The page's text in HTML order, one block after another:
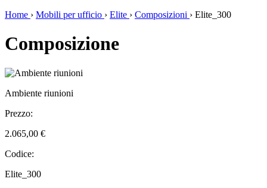
Home › Mobili per ufficio › Elite › Composizioni › Elite_300
Composizione
Ambiente riunioni
Prezzo:
2.065,00 €
Codice:
Elite_300